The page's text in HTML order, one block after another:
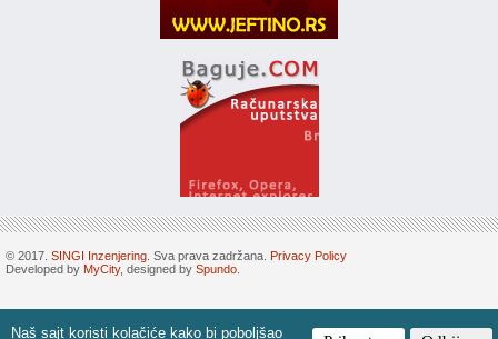
Naš sajt koristi kolačiće kako bi poboljšao
© 2017. SINGI Inzenjering . Sva prava zadržana. Privacy Policy
Developed by MyCity, designed by Spundo